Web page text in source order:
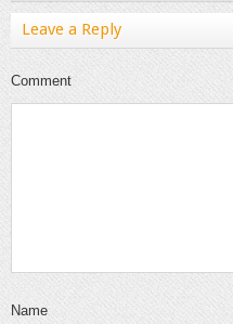
Leave a Reply
Comment
Name